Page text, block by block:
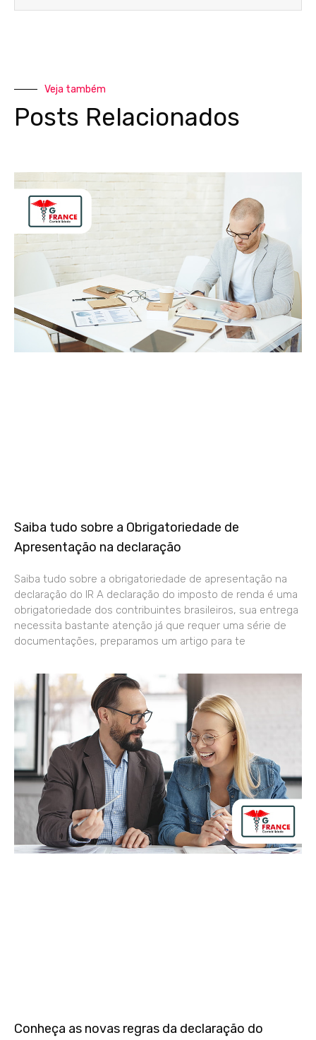
Veja também
Posts Relacionados
Saiba tudo sobre a Obrigatoriedade de
Apresentação na declaração
Saiba tudo sobre a obrigatoriedade de apresentação na
declaração do IR A declaração do imposto de renda é uma
obrigatoriedade dos contribuintes brasileiros, sua entrega
necessita bastante atenção já que requer uma série de
documentações, preparamos um artigo para te
Conheça as novas regras da declaração do